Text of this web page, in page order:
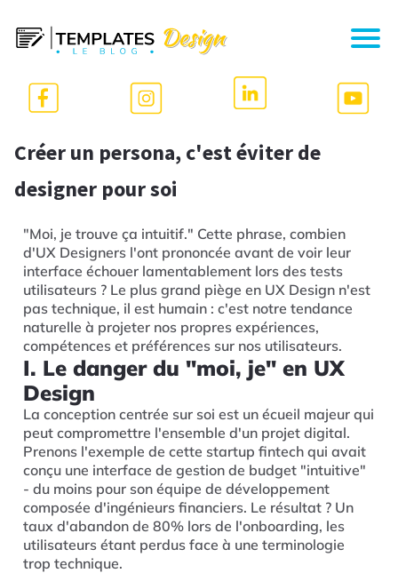
Créer un persona, c'est éviter de
designer pour soi
"Moi, je trouve ça intuitif." Cette phrase, combien
d'UX Designers l'ont prononcée avant de voir leur
interface échouer lamentablement lors des tests
utilisateurs ? Le plus grand piège en UX Design n'est
pas technique, il est humain : c'est notre tendance
naturelle à projeter nos propres expériences,
compétences et préférences sur nos utilisateurs.
I. Le danger du "moi, je" en UX
Design
La conception centrée sur soi est un écueil majeur qui
peut compromettre l'ensemble d'un projet digital.
Prenons l'exemple de cette startup fintech qui avait
conçu une interface de gestion de budget "intuitive"
- du moins pour son équipe de développement
composée d'ingénieurs financiers. Le résultat ? Un
taux d'abandon de 80% lors de l'onboarding, les
utilisateurs étant perdus face à une terminologie
trop technique.